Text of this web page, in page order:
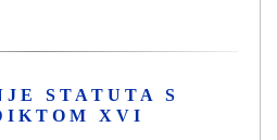
STATUTA S
XVI